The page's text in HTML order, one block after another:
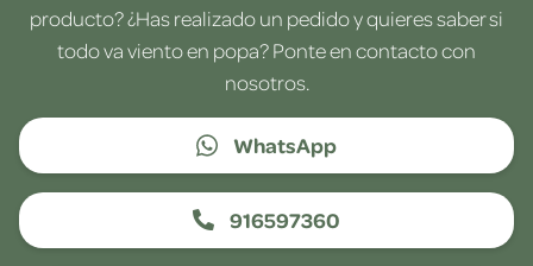
producto? ¿Has realizado un pedido y quieres saber si
todo va viento en popa? Ponte en contacto con
nosotros.
WhatsApp
916597360